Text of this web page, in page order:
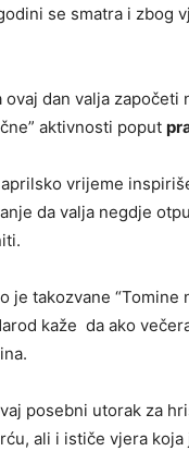
se smatra i zbog
ovaj dan valja
aktivnosti poput
vrijeme
da valja negdje
je takozvane
kaže da ako
posebni utorak za
ali i ističe vjera